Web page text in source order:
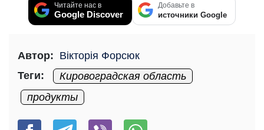
Читайте нас в
Google Discover
Добавьте в
источники Google
Автор: Вікторія Форсюк
Теги:
Кировоградская область
продукты